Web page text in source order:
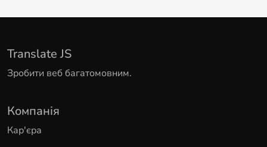
Translate JS
Зробити веб багатомовним.
Компанія
Кар'єра